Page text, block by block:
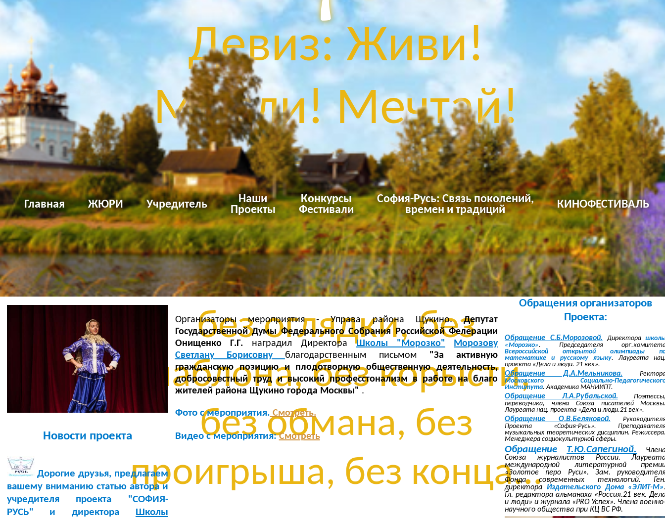
Девиз: Живи!
Мысли! Мечтай!
Твори!
Без сомнений, без
устали, без остановки,
без оглядки, без
шаблона, без корысти,
без обмана, без
проигрыша, без конца...
Главная ЖЮРИ Учредитель
Наши
Проекты
Конкурсы
Фестивали
София-Русь: Связь поколений,
времен и традиций
КИНОФЕСТИВАЛЬ
Новости проекта
Дорогие друзья, предлагаем
вашему вниманию статью автора и
учредителя проекта "СОФИЯ-
РУСЬ" и директора
Школы
Организаторы мероприятия - Управа района Щукино.Депутат
Государственной Думы Федерального Собрания Российской Фелерации
Онищенко Г.Г. наградил ДиректораШколы "Морозко"
Морозову
Светлану Борисовну благодарственным письмом "За активную
гражданскую позицию и плодотворную общественную деятельность,
добросовестный труд и высокий професстонализм в работе на благо
жителей района Щукино города Москвы" .
Фото с мероприятия. Смотреть.
Видео с мероприятия:Смотреть
Обращения организаторов
Проекта:
Обращение С.Б.Морозовой. Директора
«Морозко». Председателя
Всероссийской открытой олимпиады
математике и русскому языку. Лауреата
проекта «Дела и люди. 21 век».
Обращение Д.А.Мельникова.
Московского Социально-
Института. Академика МАНИИПТ.
Обращение Л.А.Рубальской.
переводчика, члена Союза писателей
Лауреата нац. проекта «Дела и люди.21 век».
Обращение О.В.Беляковой.
Проекта «София-Русь».
музыкальных теоретических дисциплин.
Менеджера социокультурной сферы.
Обращение Т.Ю.Сапегиной.
Союза журналистов России.
международной литературной
«Золотое перо Руси». Зам.
Фонда современных технологий.
директора Издательского Дома «ЭЛИТ-М»
Гл. редактора альманаха «Россия.21 век.
и люди» и журнала «PRO Успех». Члена
научного общества при КЦ ВС РФ.